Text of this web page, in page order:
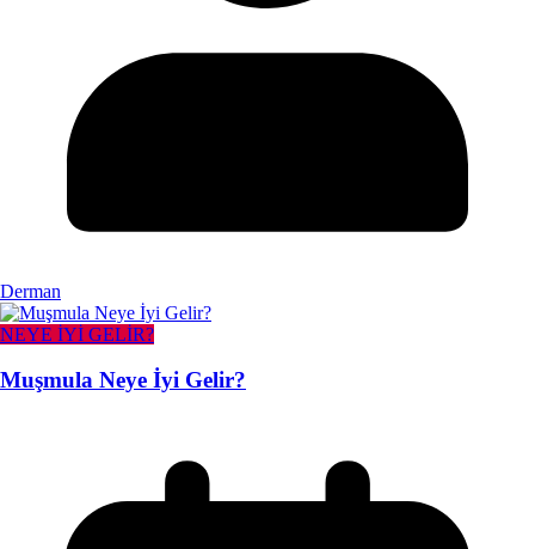
Derman
NEYE İYİ GELİR?
Muşmula Neye İyi Gelir?